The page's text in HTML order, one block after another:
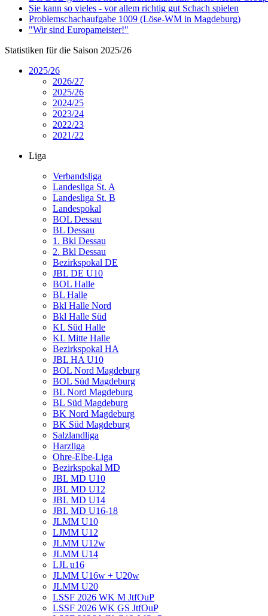
Sie kann so vieles - vor allem richtig gut Schach spielen
Problemschachaufgabe 1009 (Löse-WM in Magdeburg)
"Wir sind Europameister!"
Statistiken für die Saison 2025/26
2025/26
2026/27
2025/26
2024/25
2023/24
2022/23
2021/22
Liga
Verbandsliga
Landesliga St. A
Landesliga St. B
Landespokal
BOL Dessau
BL Dessau
1. Bkl Dessau
2. Bkl Dessau
Bezirkspokal DE
JBL DE U10
BOL Halle
BL Halle
Bkl Halle Nord
Bkl Halle Süd
KL Süd Halle
KL Mitte Halle
Bezirkspokal HA
JBL HA U10
BOL Nord Magdeburg
BOL Süd Magdeburg
BL Nord Magdeburg
BL Süd Magdeburg
BK Nord Magdeburg
BK Süd Magdeburg
Salzlandliga
Harzliga
Ohre-Elbe-Liga
Bezirkspokal MD
JBL MD U10
JBL MD U12
JBL MD U14
JBL MD U16-18
JLMM U10
LJMM U12
JLMM U12w
JLMM U14
LJL u16
JLMM U16w + U20w
JLMM U20
LSSF 2026 WK M JtfOuP
LSSF 2026 WK GS JtfOuP